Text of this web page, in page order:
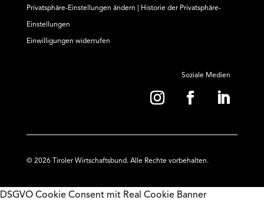
Privatsphäre-Einstellungen ändern Historie der Privatsphäre-
Einstellungen
Einwilligungen widerrufen
Soziale Medien
© 2026 Tiroler Wirtschaftsbund. Alle Rechte vorbehalten.
DSGVO Cookie Consent mit Real Cookie Banner